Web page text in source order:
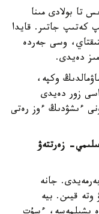
تا بولادى مىنا
2-3 ليتردەن الىپ كەتىپ جاتىر. قايدا
وسى جەردە
دەيدى.
وكپە،
زور دەيدى
ءىشۋدىڭ ءوز رەتى
زەرتتەۋ
جانە
وتە قيىن. بيە